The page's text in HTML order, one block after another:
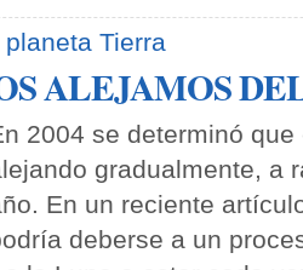
planeta Tierra
ALEJAMOS
2004 se determinó
gradualmente, a
En un reciente
deberse a un